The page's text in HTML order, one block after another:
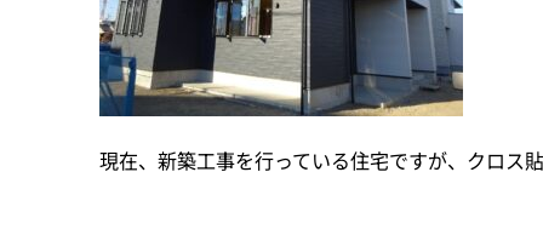
現在、新築工事を行っている住宅ですが、クロス